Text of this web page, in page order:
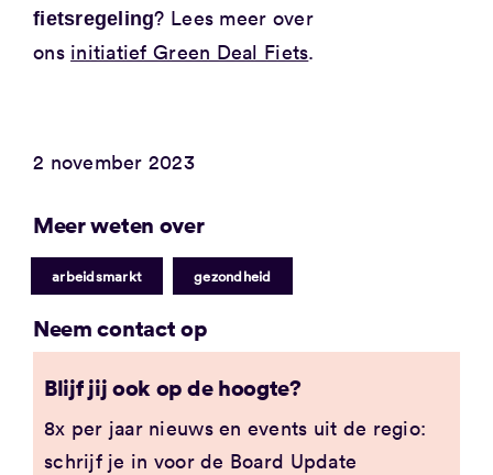
fietsregeling? Lees meer over
ons initiatief Green Deal Fiets.
2 november 2023
Meer weten over
arbeidsmarkt gezondheid
Neem contact op
Blijf jij ook op de hoogte?
8x per jaar nieuws en events uit de regio:
schrijf je in voor de Board Update